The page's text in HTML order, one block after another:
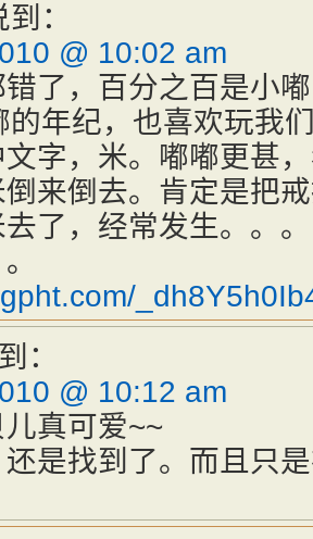
：
@ 10:02 am
了，百分之百是小
的年纪，也喜欢玩我
字，米。嘟嘟更甚
来倒去。肯定是把
了，经常发生。。。
：
@ 10:12 am
真可爱~~
是找到了。而且只